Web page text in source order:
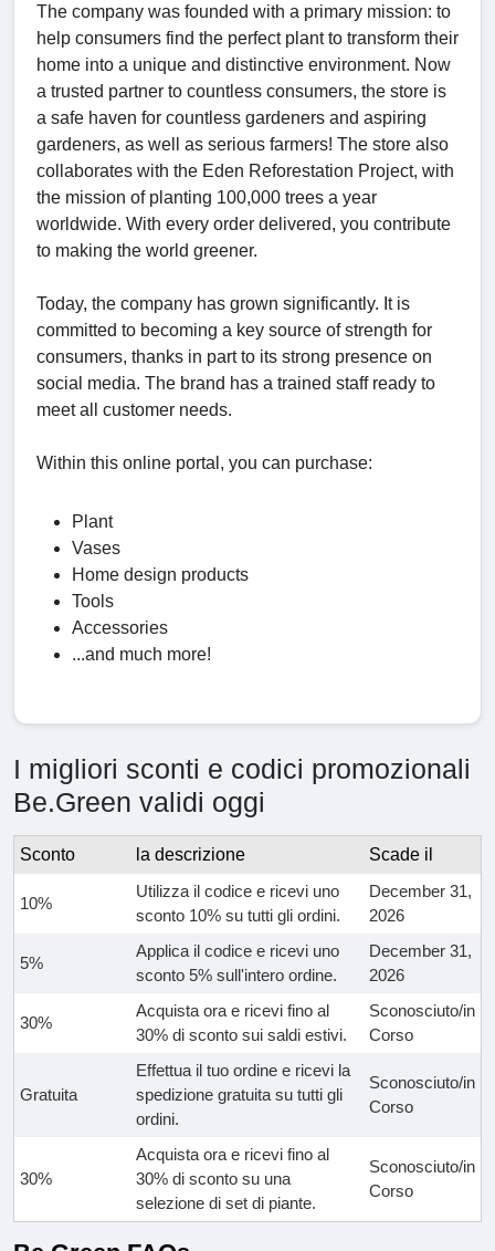
The company was founded with a primary mission: to
help consumers find the perfect plant to transform their
home into a unique and distinctive environment. Now
a trusted partner to countless consumers, the store is
a safe haven for countless gardeners and aspiring
gardeners, as well as serious farmers! The store also
collaborates with the Eden Reforestation Project, with
the mission of planting 100,000 trees a year
worldwide. With every order delivered, you contribute
to making the world greener.
Today, the company has grown significantly. It is
committed to becoming a key source of strength for
consumers, thanks in part to its strong presence on
social media. The brand has a trained staff ready to
meet all customer needs.
Within this online portal, you can purchase:
Plant
Vases
Home design products
Tools
Accessories
...and much more!
I migliori sconti e codici promozionali
Be.Green validi oggi
Sconto la descrizione Scade il
10%
Utilizza il codice e ricevi uno
sconto 10% su tutti gli ordini.
December 31,
2026
5%
Applica il codice e ricevi uno
sconto 5% sull'intero ordine.
December 31,
2026
30%
Acquista ora e ricevi fino al
30% di sconto sui saldi estivi.
Sconosciuto/in
Corso
Gratuita
Effettua il tuo ordine e ricevi la
spedizione gratuita su tutti gli
ordini.
Sconosciuto/in
Corso
30%
Acquista ora e ricevi fino al
30% di sconto su una
selezione di set di piante.
Sconosciuto/in
Corso